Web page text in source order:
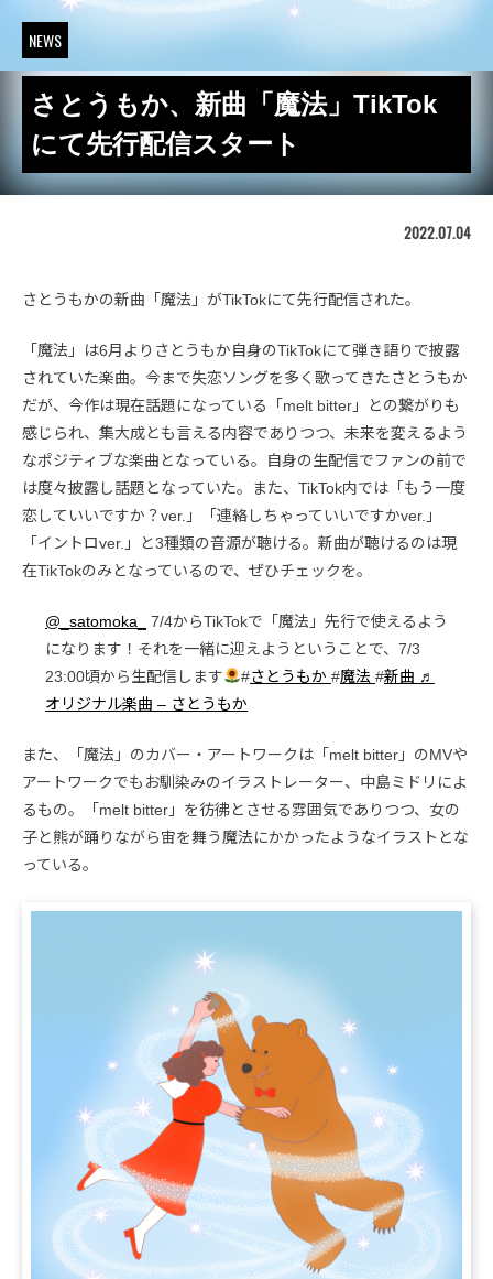
NEWS
さとうもか、新曲「魔法」TikTok
にて先行配信スタート
2022.07.04
さとうもかの新曲「魔法」がTikTokにて先行配信された。
「魔法」は6月よりさとうもか自身のTikTokにて弾き語りで披露
されていた楽曲。今まで失恋ソングを多く歌ってきたさとうもか
だが、今作は現在話題になっている「melt bitter」との繋がりも
感じられ、集大成とも言える内容でありつつ、未来を変えるよう
なポジティブな楽曲となっている。自身の生配信でファンの前で
は度々披露し話題となっていた。また、TikTok内では「もう一度
恋していいですか？ver.」「連絡しちゃっていいですかver.」
「イントロver.」と3種類の音源が聴ける。新曲が聴けるのは現
在TikTokのみとなっているので、ぜひチェックを。
@_satomoka_
7/4からTikTokで「魔法」先行で使えるよう
になります！それを一緒に迎えようということで、7/3
23:00頃から生配信します
#さとうもか #魔法 #新曲 ♬
オリジナル楽曲 – さとうもか
また、「魔法」のカバー・アートワークは「melt bitter」のMVや
アートワークでもお馴染みのイラストレーター、中島ミドリによ
るもの。「melt bitter」を彷彿とさせる雰囲気でありつつ、女の
子と熊が踊りながら宙を舞う魔法にかかったようなイラストとな
っている。